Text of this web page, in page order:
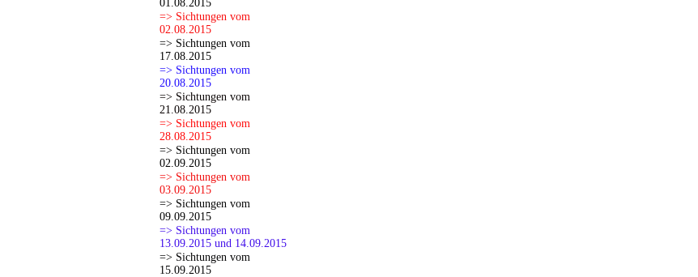
01.08.2015
=> Sichtungen vom
02.08.2015
=> Sichtungen vom
17.08.2015
=> Sichtungen vom
20.08.2015
=> Sichtungen vom
21.08.2015
=> Sichtungen vom
28.08.2015
=> Sichtungen vom
02.09.2015
=> Sichtungen vom
03.09.2015
=> Sichtungen vom
09.09.2015
=> Sichtungen vom
13.09.2015 und 14.09.2015
=> Sichtungen vom
15.09.2015